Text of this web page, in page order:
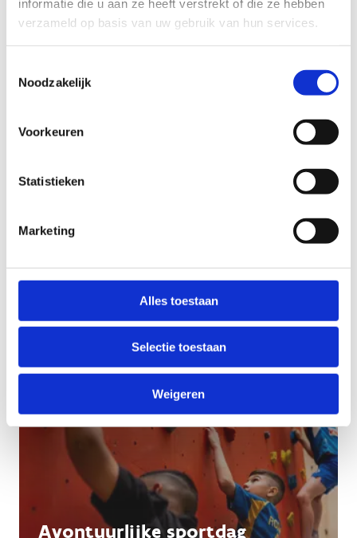
informatie die u aan ze heeft verstrekt of die ze hebben
verzameld op basis van uw gebruik van hun services.
Noodzakelijk
Voorkeuren
Statistieken
Marketing
Alles toestaan
Selectie toestaan
Weigeren
Avontuurlijke sportdag